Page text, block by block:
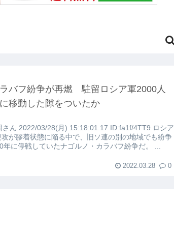
】他
ｗｗｗ(※画像あり)
限速度で走った結果
←あまり悲しませないでくれ
バフ紛争が再燃 駐留ロシア軍2000人
移動した隙をついたか
さん 2022/03/28(月) 15:18:01.17 ID:fa1f/4TT9 ロシア
が膠着状態に陥る中で、旧ソ連の別の地域でも紛争
に停戦していたナゴルノ・カラバフ紛争だ。 ...
2022.03.28 0